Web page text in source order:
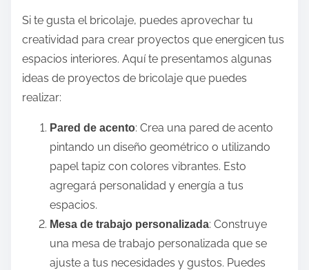
Si te gusta el bricolaje, puedes aprovechar tu
creatividad para crear proyectos que energicen tus
espacios interiores. Aquí te presentamos algunas
ideas de proyectos de bricolaje que puedes
realizar:
Pared de acento: Crea una pared de acento
pintando un diseño geométrico o utilizando
papel tapiz con colores vibrantes. Esto
agregará personalidad y energía a tus
espacios.
Mesa de trabajo personalizada: Construye
una mesa de trabajo personalizada que se
ajuste a tus necesidades y gustos. Puedes